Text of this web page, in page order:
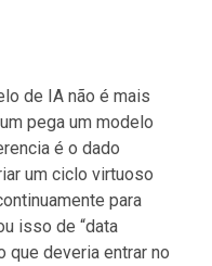
de IA não é mais
pega um modelo
é o dado
um ciclo virtuoso
para
isso de “data
que deveria entrar no